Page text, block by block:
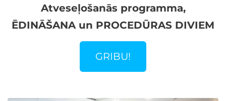
Atveseļošanās programma,
ĒDINĀŠANA un PROCEDŪRAS DIVIEM
GRIBU!